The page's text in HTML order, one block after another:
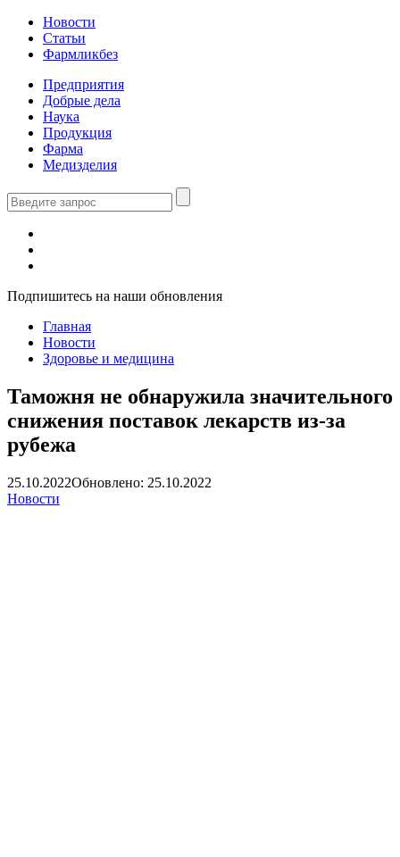
Новости
Статьи
Фармликбез
Предприятия
Добрые дела
Наука
Продукция
Фарма
Медизделия
Подпишитесь на наши обновления
Главная
Новости
Здоровье и медицина
Таможня не обнаружила значительного
снижения поставок лекарств из-за
рубежа
25.10.2022Обновлено: 25.10.2022
Новости